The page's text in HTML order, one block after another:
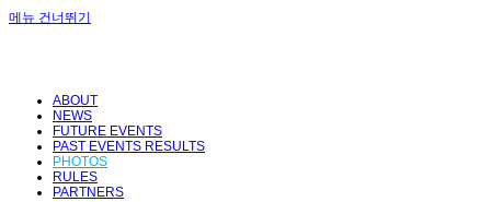
메뉴 건너뛰기
ABOUT
NEWS
FUTURE EVENTS
PAST EVENTS RESULTS
PHOTOS
RULES
PARTNERS